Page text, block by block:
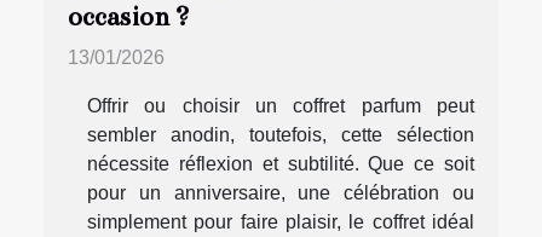
occasion ?
13/01/2026
Offrir ou choisir un coffret parfum peut
sembler anodin, toutefois, cette sélection
nécessite réflexion et subtilité. Que ce soit
pour un anniversaire, une célébration ou
simplement pour faire plaisir, le coffret idéal